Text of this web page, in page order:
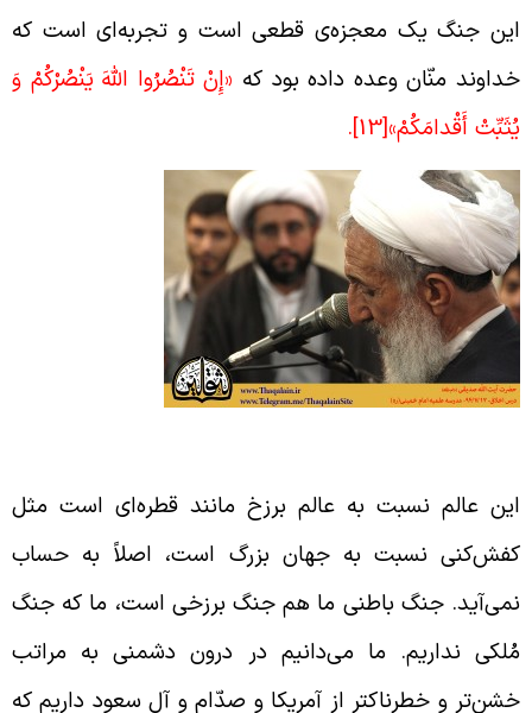
جنگ یک معجزه‌ی قطعی است و تجربه‌ای است که
منّان وعده داده بود که«إِنْ تَنْصُرُوا اللَّهَ يَنْصُرْكُمْ وَ
أَقْدامَكُمْ‏»[13]
.
عالم نسبت به عالم برزخ مانند قطره‌ای است مثل
نسبت به جهان بزرگ است، اصلاً به حساب
جنگ باطنی ما هم جنگ برزخی است، ما که جنگ
نداریم. ما می‌دانیم در درون دشمنی به مراتب
و خطرناکتر از آمریکا و صدّام و آل سعود داریم که